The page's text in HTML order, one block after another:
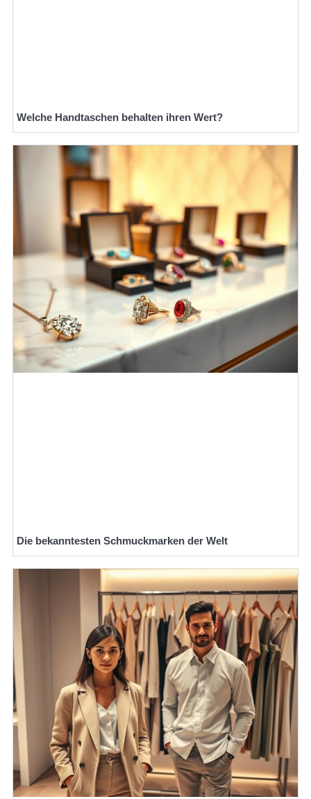
Welche Handtaschen behalten ihren Wert?
Die bekanntesten Schmuckmarken der Welt